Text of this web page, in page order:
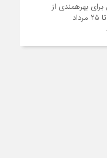
فرصت مؤدیان مالیاتی برای بهره‎مندی از